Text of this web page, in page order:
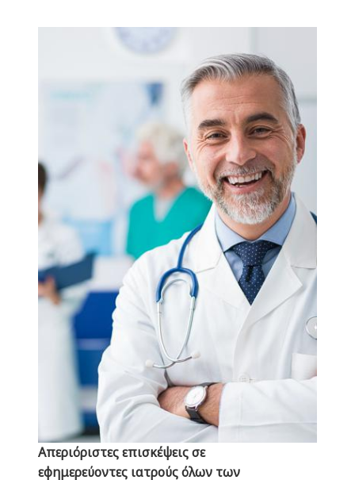
Ερρίκος Ντυνάν
Απεριόριστες επισκέψεις σε
εφημερεύοντες ιατρούς όλων των